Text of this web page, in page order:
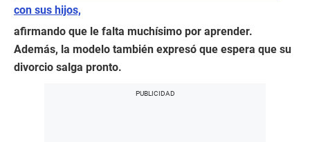
con sus hijos,
afirmando que le falta muchísimo por aprender.
Además, la modelo también expresó que espera que su
divorcio salga pronto.